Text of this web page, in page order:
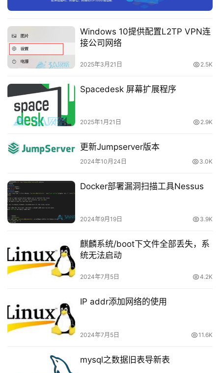
网
络
运
数
据
库
运
维
网
络
安
全
站
建
设
域
名
与
Windows 10提供配置L2TP VPN连
接公司网络
2025年3月21日 2.5K
Spacedesk 屏幕扩展程序
2025年1月21日 2.9K
更新Jumpserver版本
2024年10月24日 3.0K
Docker部署漏洞扫描工具Nessus
2024年9月19日 3.9K
麒麟系统/boot下文件全部丢失，系
统无法启动
2024年7月5日 4.2K
IP addr添加网络的使用
2024年7月5日 11.6K
mysql之数据旧表导新表